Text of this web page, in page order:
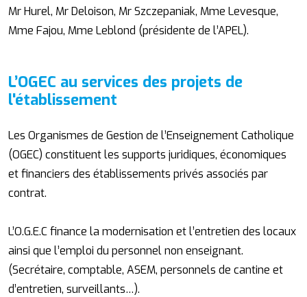
Mr Hurel, Mr Deloison, Mr Szczepaniak, Mme Levesque,
Mme Fajou, Mme Leblond (présidente de l’APEL).
L’OGEC au services des projets de
l'établissement
Les Organismes de Gestion de l’Enseignement Catholique
(OGEC) constituent les supports juridiques, économiques
et financiers des établissements privés associés par
contrat.
L’O.G.E.C finance la modernisation et l’entretien des locaux
ainsi que l’emploi du personnel non enseignant.
(Secrétaire, comptable, ASEM, personnels de cantine et
d’entretien, surveillants…).